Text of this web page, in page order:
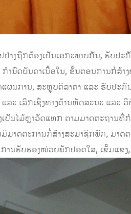
ງຖືກຕ້ອງເປັນເອກະພາບກັນ, ຮັບປະ
ານົດບັນດາເນື້ອໃນ, ຂັ້ນຕອນການກໍ່ສ້
ນການ, ສະຫຼຸບຕີລາຄາ ແລະ ຮັບປະກັ
ະ ເລິກເຊິ່ງທາງດ້ານທັດສະນະ ແລະ
ປັນໄມ້ຫຼາວັດແທກ ຕາມມາດຕະຖານທີ່
າດຕະການກໍ່ສ້າງສະມາຊິກພັກ, ມາດ
ານຮັບຮອງໜ່ວຍພັກປອດໃສ, ເຂັ້ມແຂ